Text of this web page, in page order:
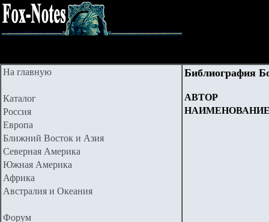
На главную
Каталог
Россия
Европа
Ближний Восток и Азия
Северная Америка
Южная Америка
Африка
Австралия и Океания
Форум
Библиография
АВТОР